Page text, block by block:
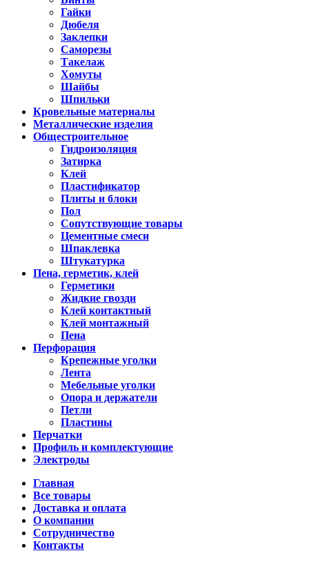
Гайки
Дюбеля
Заклепки
Саморезы
Такелаж
Хомуты
Шайбы
Шпильки
Кровельные материалы
Металлические изделия
Общестроительное
Гидроизоляция
Затирка
Клей
Пластификатор
Плиты и блоки
Пол
Сопутствующие товары
Цементные смеси
Шпаклевка
Штукатурка
Пена, герметик, клей
Герметики
Жидкие гвозди
Клей контактный
Клей монтажный
Пена
Перфорация
Крепежные уголки
Лента
Мебельные уголки
Опора и держатели
Петли
Пластины
Перчатки
Профиль и комплектующие
Электроды
Главная
Все товары
Доставка и оплата
О компании
Сотрудничество
Контакты